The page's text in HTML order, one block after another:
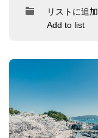
リストに追加
Add to list